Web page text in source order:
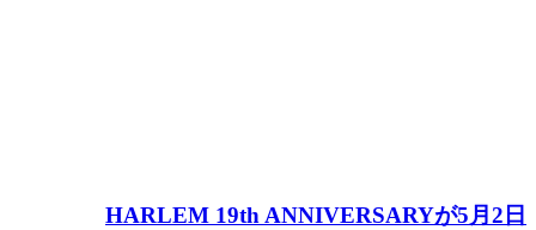
HARLEM 19th ANNIVERSARYが5月2日